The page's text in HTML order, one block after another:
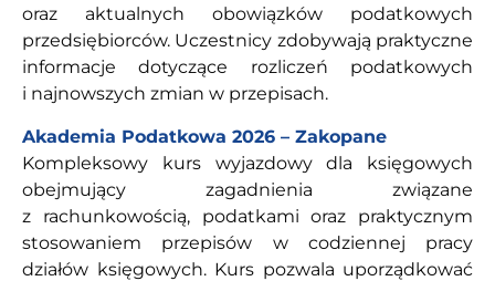
oraz aktualnych obowiązków podatkowych
przedsiębiorców. Uczestnicy zdobywają praktyczne
informacje dotyczące rozliczeń podatkowych
i najnowszych zmian w przepisach.
Akademia Podatkowa 2026 – Zakopane
Kompleksowy kurs wyjazdowy dla księgowych
obejmujący zagadnienia związane
z rachunkowością, podatkami oraz praktycznym
stosowaniem przepisów w codziennej pracy
działów księgowych. Kurs pozwala uporządkować